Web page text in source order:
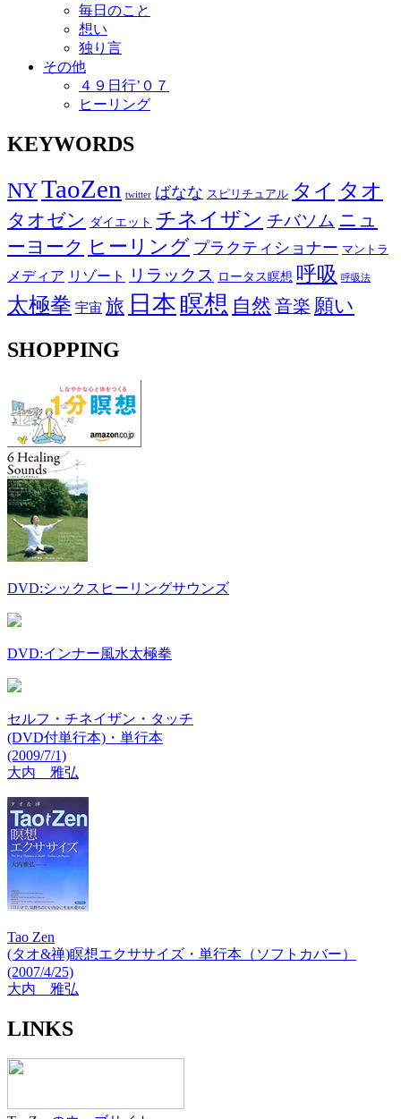
毎日のこと
想い
独り言
その他
４９日行’０７
ヒーリング
KEYWORDS
NYTaoZen twitter ばなな スピリチュアル タイ タオ
タオゼン ダイエット チネイザン チバソム ニュ
ーヨーク ヒーリング プラクティショナー マントラ
メディア リゾート リラックス ロータス瞑想 呼吸 呼吸法
太極拳 宇宙 旅 日本 瞑想 自然 音楽 願い
SHOPPING
DVD:シックスヒーリングサウンズ
DVD:インナー風水太極拳
セルフ・チネイザン・タッチ
(DVD付単行本)・単行本
(2009/7/1)
大内 雅弘
Tao Zen
(タオ&禅)瞑想エクササイズ・単行本（ソフトカバー）
(2007/4/25)
大内 雅弘
LINKS